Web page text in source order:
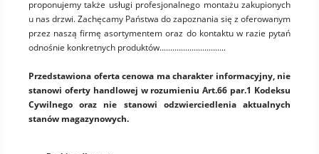
proponujemy także usługi profesjonalnego montażu zakupionych
u nas drzwi. Zachęcamy Państwa do zapoznania się z oferowanym
przez naszą firmę asortymentem oraz do kontaktu w razie pytań
odnośnie konkretnych produktów...............................
Przedstawiona oferta cenowa ma charakter informacyjny, nie
stanowi oferty handlowej w rozumieniu Art.66 par.1 Kodeksu
Cywilnego oraz nie stanowi odzwierciedlenia aktualnych
stanów magazynowych.